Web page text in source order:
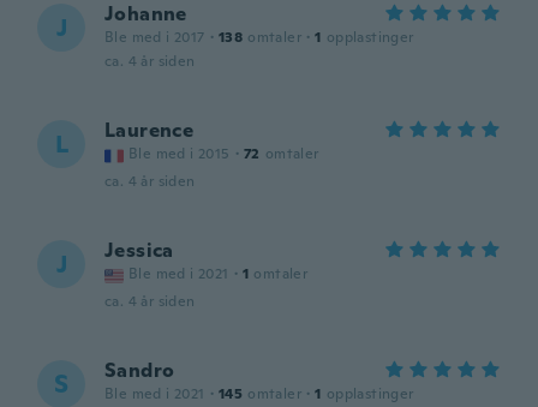
J Johanne
Ble med i 2017 · 138 omtaler · 1 opplastinger
ca. 4 år siden
L Laurence
Ble med i 2015 · 72 omtaler
ca. 4 år siden
J Jessica
Ble med i 2021 · 1 omtaler
ca. 4 år siden
S Sandro
Ble med i 2021 · 145 omtaler · 1 opplastinger